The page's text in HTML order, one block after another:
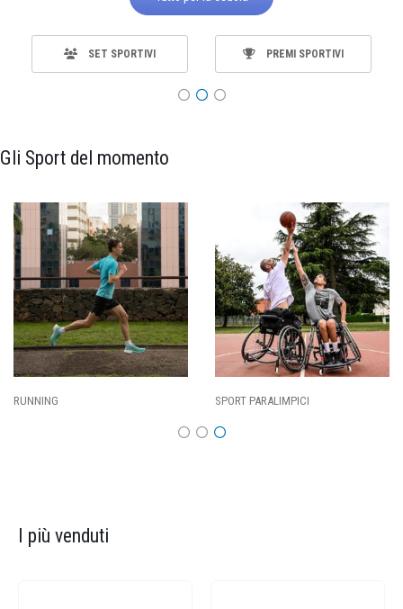
SET SPORTIVI PREMI SPORTIVI
Gli Sport del momento
SPORT PARALIMPICI
I più venduti